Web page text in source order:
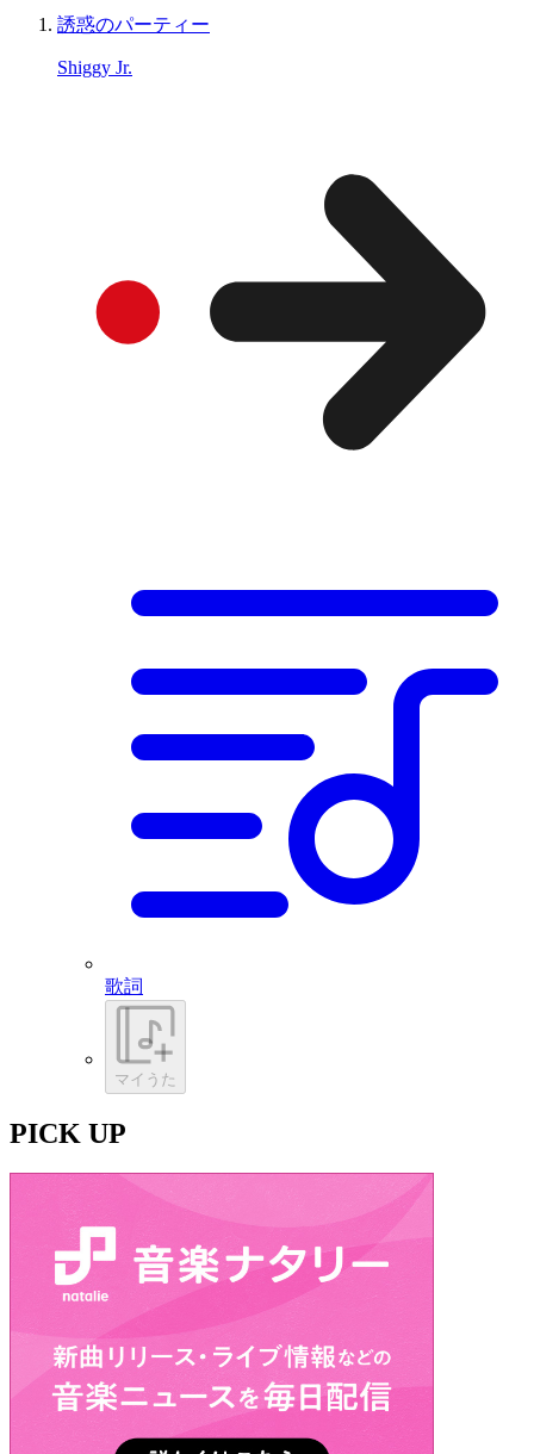
誘惑のパーティー
Shiggy Jr.
歌詞
マイうた
PICK UP